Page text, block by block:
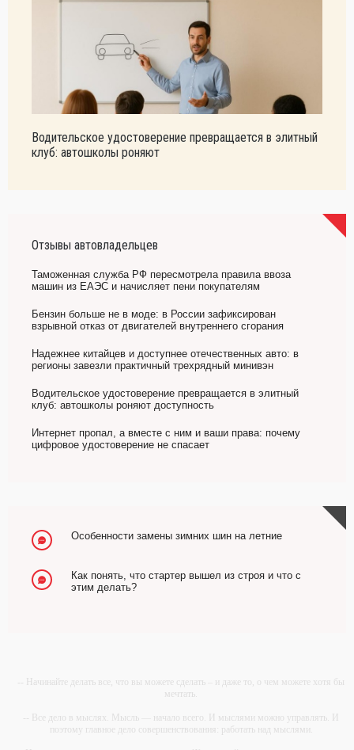
Водительское удостоверение превращается в элитный
клуб: автошколы роняют
Отзывы автовладельцев
Таможенная служба РФ пересмотрела правила ввоза
машин из ЕАЭС и начисляет пени покупателям
Бензин больше не в моде: в России зафиксирован
взрывной отказ от двигателей внутреннего сгорания
Надежнее китайцев и доступнее отечественных авто: в
регионы завезли практичный трехрядный минивэн
Водительское удостоверение превращается в элитный
клуб: автошколы роняют доступность
Интернет пропал, а вместе с ним и ваши права: почему
цифровое удостоверение не спасает
Особенности замены зимних шин на летние
Как понять, что стартер вышел из строя и что с
этим делать?
-- Начинайте делать все, что вы можете сделать – и даже то, о чем можете хотя бы
мечтать.
-- Все дело в мыслях. Мысль — начало всего. И мыслями можно управлять. И
поэтому главное дело совершенствования: работать над мыслями.